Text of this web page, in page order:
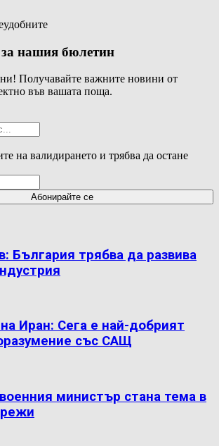
за нашия бюлетин
Получавайте важните новини от
във вашата поща.
на валидирането и трябва да остане
България трябва да развива
Иран: Сега е най-добрият
със САЩ
министър стана тема в